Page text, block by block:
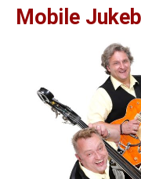
Mobile